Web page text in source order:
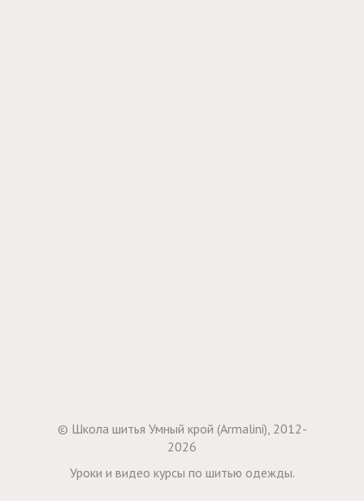
© Школа шитья Умный крой (Armalini), 2012-
2026
Уроки и видео курсы по шитью одежды.